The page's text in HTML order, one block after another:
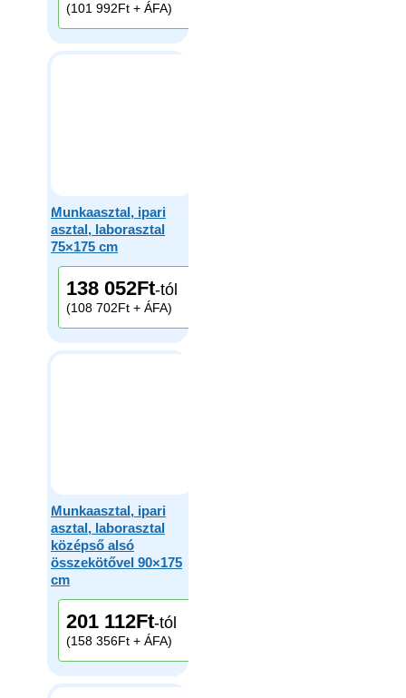
(101 992Ft + ÁFA)
Munkaasztal, ipari
asztal, laborasztal
75×175 cm
138 052Ft-tól
(108 702Ft + ÁFA)
Munkaasztal, ipari
asztal, laborasztal
középső alsó
összekötővel 90×175
cm
201 112Ft-tól
(158 356Ft + ÁFA)